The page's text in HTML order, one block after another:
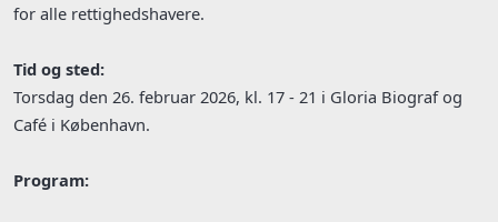
for alle rettighedshavere.
Tid og sted:
Torsdag den 26. februar 2026, kl. 17 - 21 i Gloria Biograf og
Café i København.
Program: